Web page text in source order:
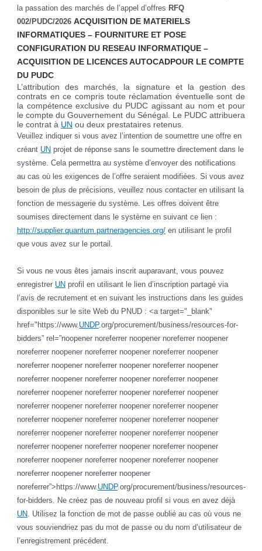
la passation des marchés de l’appel d’offres RFQ
002/PUDC/2026ACQUISITION DE MATERIELS
INFORMATIQUES – FOURNITURE ET POSE
CONFIGURATION DU RESEAU INFORMATIQUE –
ACQUISITION DE LICENCES AUTOCADPOUR LE COMPTE
DU PUDC
L’attribution des marchés, la signature et la gestion des
contrats en ce compris toute réclamation éventuelle sont de
la compétence exclusive du PUDC agissant au nom et pour
le compte du Gouvernement du Sénégal. Le PUDC attribuera
le contrat à UN ou deux prestataires retenus.
Veuillez indiquer si vous avez l’intention de soumettre une offre en
créant UN projet de réponse sans le soumettre directement dans le
système. Cela permettra au système d’envoyer des notifications
au cas où les exigences de l’offre seraient modifiées. Si vous avez
besoin de plus de précisions, veuillez nous contacter en utilisant la
fonction de messagerie du système. Les offres doivent être
soumises directement dans le système en suivant ce lien :
http://supplier.quantum.partneragencies.org/ en utilisant le profil
que vous avez sur le portail.
Si vous ne vous êtes jamais inscrit auparavant, vous pouvez
enregistrer UN profil en utilisant le lien d’inscription partagé via
l’avis de recrutement et en suivant les instructions dans les guides
disponibles sur le site Web du PNUD : <a target="_blank"
href="https://www.UNDP.org/procurement/business/resources-for-
bidders” rel=”noopener noreferrer noopener noreferrer noopener
noreferrer noopener noreferrer noopener noreferrer noopener
noreferrer noopener noreferrer noopener noreferrer noopener
noreferrer noopener noreferrer noopener noreferrer noopener
noreferrer noopener noreferrer noopener noreferrer noopener
noreferrer noopener noreferrer noopener noreferrer noopener
noreferrer noopener noreferrer noopener noreferrer noopener
noreferrer noopener noreferrer noopener noreferrer noopener
noreferrer noopener noreferrer noopener noreferrer noopener
noreferrer noopener noreferrer noopener noreferrer noopener
noreferrer noopener noreferrer noopener
noreferrer”>https://www.UNDP.org/procurement/business/resources-
for-bidders. Ne créez pas de nouveau profil si vous en avez déjà
UN. Utilisez la fonction de mot de passe oublié au cas où vous ne
vous souviendriez pas du mot de passe ou du nom d’utilisateur de
l’enregistrement précédent.